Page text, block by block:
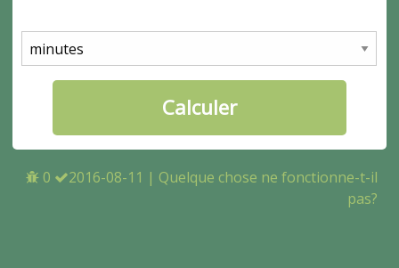
0 2016-08-11 | Quelque chose ne fonctionne-t-il
pas?